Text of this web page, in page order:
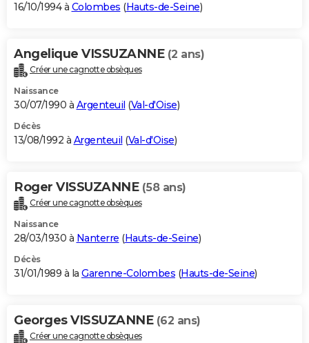
16/10/1994 à Colombes (Hauts-de-Seine)
Angelique VISSUZANNE (2 ans)
Créer une cagnotte obsèques
Naissance
30/07/1990 à Argenteuil (Val-d'Oise)
Décès
13/08/1992 à Argenteuil (Val-d'Oise)
Roger VISSUZANNE (58 ans)
Créer une cagnotte obsèques
Naissance
28/03/1930 à Nanterre (Hauts-de-Seine)
Décès
31/01/1989 à la Garenne-Colombes (Hauts-de-Seine)
Georges VISSUZANNE (62 ans)
Créer une cagnotte obsèques